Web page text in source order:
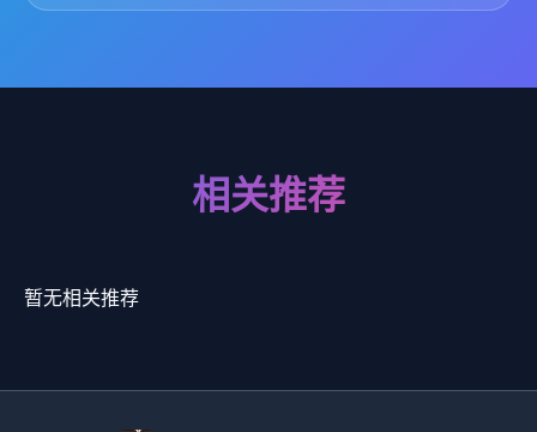
相关推荐
暂无相关推荐